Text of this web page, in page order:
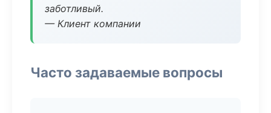
заботливый.
— Клиент компании
Часто задаваемые вопросы